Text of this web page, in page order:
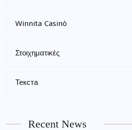
Winnita Casinò
Στοιχηματικές
Текста
Recent News